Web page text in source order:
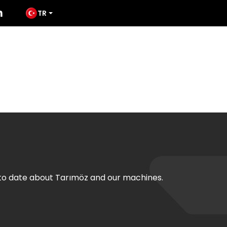
TR
date about Tarımöz and our machines.